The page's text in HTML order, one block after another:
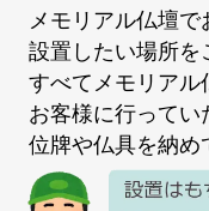
メモリアル仏壇
設置したい場所
すべてメモリアル
お客様に行って
位牌や仏具を納め